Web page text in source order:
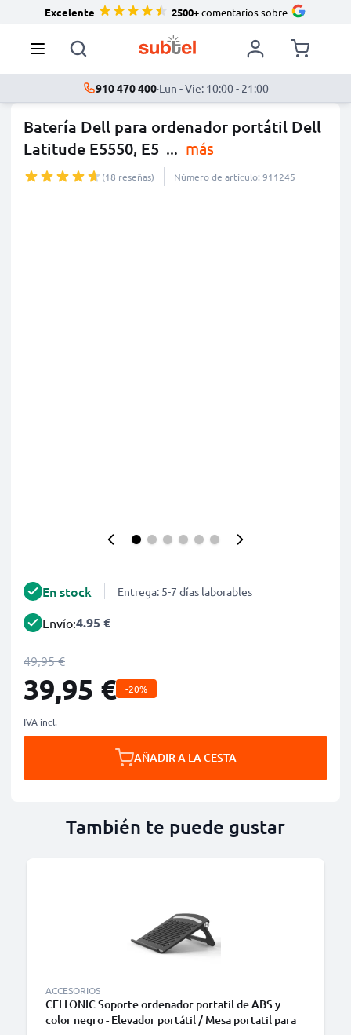
Excelente 2500+comentarios sobre
910 470 400·Lun - Vie: 10:00 - 21:00
Batería Dell para ordenador portátil Dell
Latitude E5550, E5 ... más
(18 reseñas) Número de artículo: 911245
En stock Entrega: 5-7 días laborables
Envío:4.95 €
49,95 €
39,95 € -20%
IVA incl.
AÑADIR A LA CESTA
También te puede gustar
ACCESORIOS
CELLONIC Soporte ordenador portatil de ABS y
color negro - Elevador portátil / Mesa portatil para